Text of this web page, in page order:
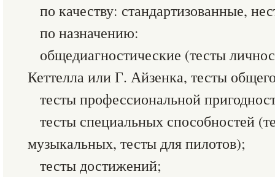
по качеству: стандартизованные,
по назначению:
общедиагностические (тесты
Кеттелла или Г. Айзенка, тесты
тесты профессиональной
тесты специальных способностей
музыкальных, тесты для пилотов);
тесты достижений;